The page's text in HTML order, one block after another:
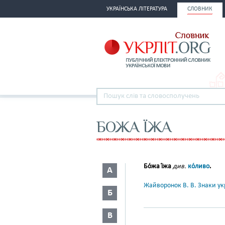
УКРАЇНСЬКА ЛІТЕРАТУРА СЛОВНИК
БОЖА ЇЖА
А
Б
В
Бо́жа ї́жа див. ко́ливо.
Жайворонок В. В. Знаки